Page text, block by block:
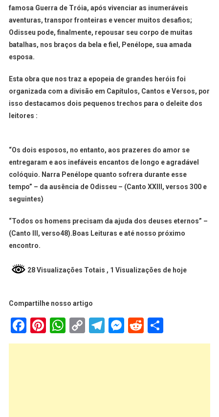
famosa Guerra de Tróia, após vivenciar as inumeráveis
aventuras, transpor fronteiras e vencer muitos desafios;
Odisseu pode, finalmente, repousar seu corpo de muitas
batalhas, nos braços da bela e fiel, Penélope, sua amada
esposa.
Esta obra que nos traz a epopeia de grandes heróis foi
organizada com a divisão em Capítulos, Cantos e Versos, por
isso destacamos dois pequenos trechos para o deleite dos
leitores :
“Os dois esposos, no entanto, aos prazeres do amor se
entregaram e aos inefáveis encantos de longo e agradável
colóquio. Narra Penélope quanto sofrera durante esse
tempo” – da ausência de Odisseu – (Canto XXIII, versos 300 e
seguintes)
“Todos os homens precisam da ajuda dos deuses eternos” –
(Canto III, verso48).Boas Leituras e até nosso próximo
encontro.
28 Visualizações Totais , 1 Visualizações de hoje
Compartilhe nosso artigo
Facebook
Pinterest
WhatsApp
Copy
Link
Telegram
Messenger
Reddit
Share